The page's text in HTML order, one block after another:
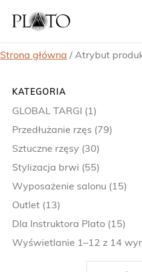
Strona główna / Atrybut
KATEGORIA
GLOBAL TARGI
(1)
Przedłużanie rzęs (79)
Sztuczne rzęsy (30)
Stylizacja brwi (55)
Wyposażenie salonu (15)
Outlet (13)
Dla Instruktora Plato (15)
Wyświetlanie 1–12 z 14